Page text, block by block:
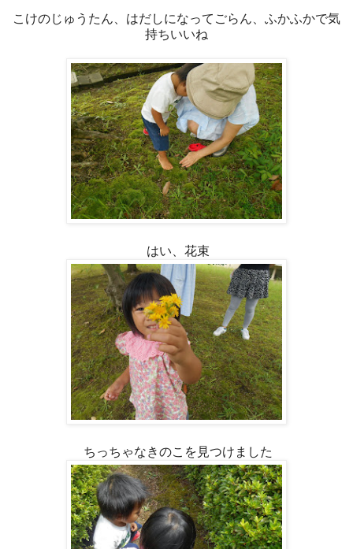
こけのじゅうたん、はだしになってごらん、ふかふかで気
持ちいいね
はい、花束
ちっちゃなきのこを見つけました